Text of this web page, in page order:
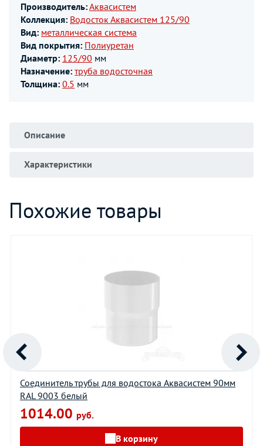
Производитель:Аквасистем
Коллекция: Водосток Аквасистем 125/90
Вид: металлическая система
Вид покрытия: Полиуретан
Диаметр: 125/90 мм
Назначение: труба водосточная
Толщина: 0.5 мм
Описание
Характеристики
Похожие товары
Соединитель трубы для водостока Aквасистем 90мм
RAL 9003 белый
1014.00 руб.
В корзину